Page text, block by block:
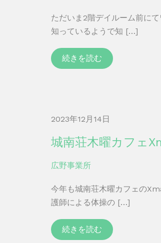
ただいま2階デイルーム前に
知っているようで知 […]
続きを読む
2023年12月14日
城南荘木曜カフェ
広野事業所
今年も城南荘木曜カフェの
護師による体操の […]
続きを読む